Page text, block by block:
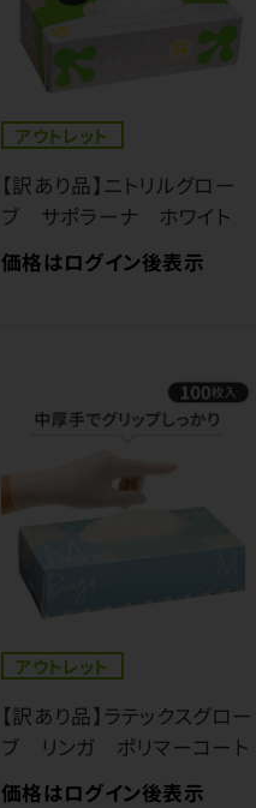
アウトレット
【訳あり品】ニトリルグロー
ブ サポラーナ ホワイト
価格はログイン後表示
アウトレット
【訳あり品】ラテックスグロー
ブ リンガ ポリマーコート
価格はログイン後表示